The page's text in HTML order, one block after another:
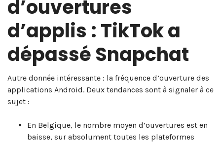
d’ouvertures
d’applis : TikTok a
dépassé Snapchat
Autre donnée intéressante : la fréquence d’ouverture des
applications Android. Deux tendances sont à signaler à ce
sujet :
En Belgique, le nombre moyen d’ouvertures est en
baisse, sur absolument toutes les plateformes